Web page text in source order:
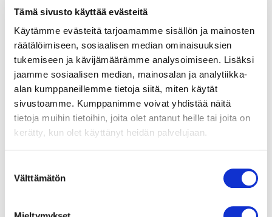
Tämä sivusto käyttää evästeitä
Käytämme evästeitä tarjoamamme sisällön ja mainosten
räätälöimiseen, sosiaalisen median ominaisuuksien
tukemiseen ja kävijämäärämme analysoimiseen. Lisäksi
jaamme sosiaalisen median, mainosalan ja analytiikka-
alan kumppaneillemme tietoja siitä, miten käytät
sivustoamme. Kumppanimme voivat yhdistää näitä
tietoja muihin tietoihin, joita olet antanut heille tai joita on
kerätty, kun olet käyttänyt heidän palvelujaan.
valinta
Välttämätön
Etävastaanotto yksityisvastaanotolla
Hoitoon pääsyn ajat
Sydänsairaalan tarina
Hoitojen lukumäärät
Hinnastot ja maksaminen
Tampereen yksityisvastaanoton hinnasto
Jyväskylän yksityisvastaanoton hinnasto
Hoidon laatu
Eteisvärinäklinikka